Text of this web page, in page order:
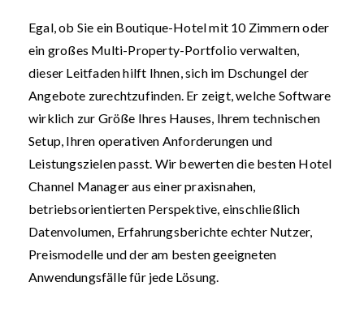
Egal, ob Sie ein Boutique-Hotel mit 10 Zimmern oder
ein großes Multi-Property-Portfolio verwalten,
dieser Leitfaden hilft Ihnen, sich im Dschungel der
Angebote zurechtzufinden. Er zeigt, welche Software
wirklich zur Größe Ihres Hauses, Ihrem technischen
Setup, Ihren operativen Anforderungen und
Leistungszielen passt. Wir bewerten die besten Hotel
Channel Manager aus einer praxisnahen,
betriebsorientierten Perspektive, einschließlich
Datenvolumen, Erfahrungsberichte echter Nutzer,
Preismodelle und der am besten geeigneten
Anwendungsfälle für jede Lösung.